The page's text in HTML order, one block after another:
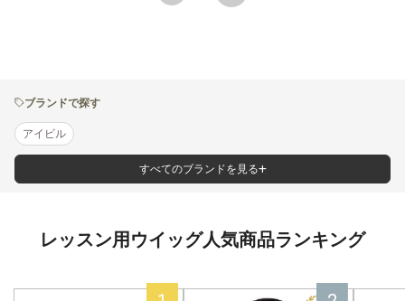
ブランドで探す
アイビル
すべてのブランドを見る
レッスン用ウイッグ人気商品ランキング